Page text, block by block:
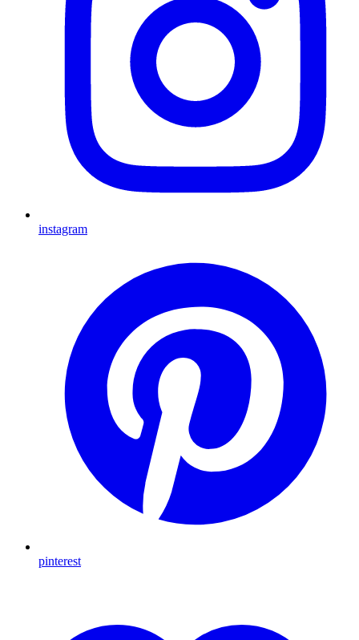
instagram
pinterest